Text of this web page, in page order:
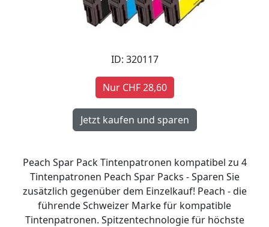
ID: 320117
Nur CHF 28,60
Peach Spar Pack Tintenpatronen kompatibel zu 4
Tintenpatronen Peach Spar Packs - Sparen Sie
zusätzlich gegenüber dem Einzelkauf! Peach - die
führende Schweizer Marke für kompatible
Tintenpatronen. Spitzentechnologie für höchste